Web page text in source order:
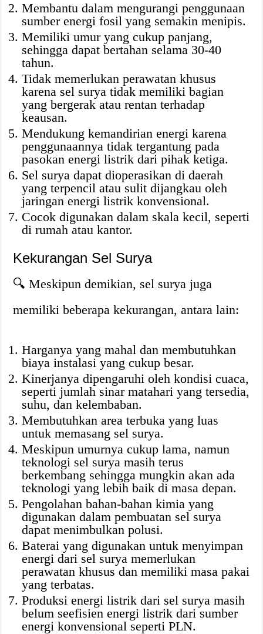
Membantu dalam mengurangi penggunaan
sumber energi fosil yang semakin menipis.
Memiliki umur yang cukup panjang,
sehingga dapat bertahan selama 30-40
tahun.
Tidak memerlukan perawatan khusus
karena sel surya tidak memiliki bagian
yang bergerak atau rentan terhadap
keausan.
Mendukung kemandirian energi karena
penggunaannya tidak tergantung pada
pasokan energi listrik dari pihak ketiga.
Sel surya dapat dioperasikan di daerah
yang terpencil atau sulit dijangkau oleh
jaringan energi listrik konvensional.
Cocok digunakan dalam skala kecil, seperti
di rumah atau kantor.
Kekurangan Sel Surya
🔍 Meskipun demikian, sel surya juga
memiliki beberapa kekurangan, antara lain:
Harganya yang mahal dan membutuhkan
biaya instalasi yang cukup besar.
Kinerjanya dipengaruhi oleh kondisi cuaca,
seperti jumlah sinar matahari yang tersedia,
suhu, dan kelembaban.
Membutuhkan area terbuka yang luas
untuk memasang sel surya.
Meskipun umurnya cukup lama, namun
teknologi sel surya masih terus
berkembang sehingga mungkin akan ada
teknologi yang lebih baik di masa depan.
Pengolahan bahan-bahan kimia yang
digunakan dalam pembuatan sel surya
dapat menimbulkan polusi.
Baterai yang digunakan untuk menyimpan
energi dari sel surya memerlukan
perawatan khusus dan memiliki masa pakai
yang terbatas.
Produksi energi listrik dari sel surya masih
belum seefisien energi listrik dari sumber
energi konvensional seperti PLN.